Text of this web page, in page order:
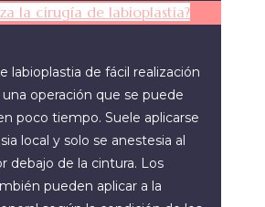
la cirugía de labioplastia?
labioplastia de fácil realización
operación que se puede
poco tiempo. Suele aplicarse
local y solo se anestesia al
debajo de la cintura. Los
pueden aplicar a la